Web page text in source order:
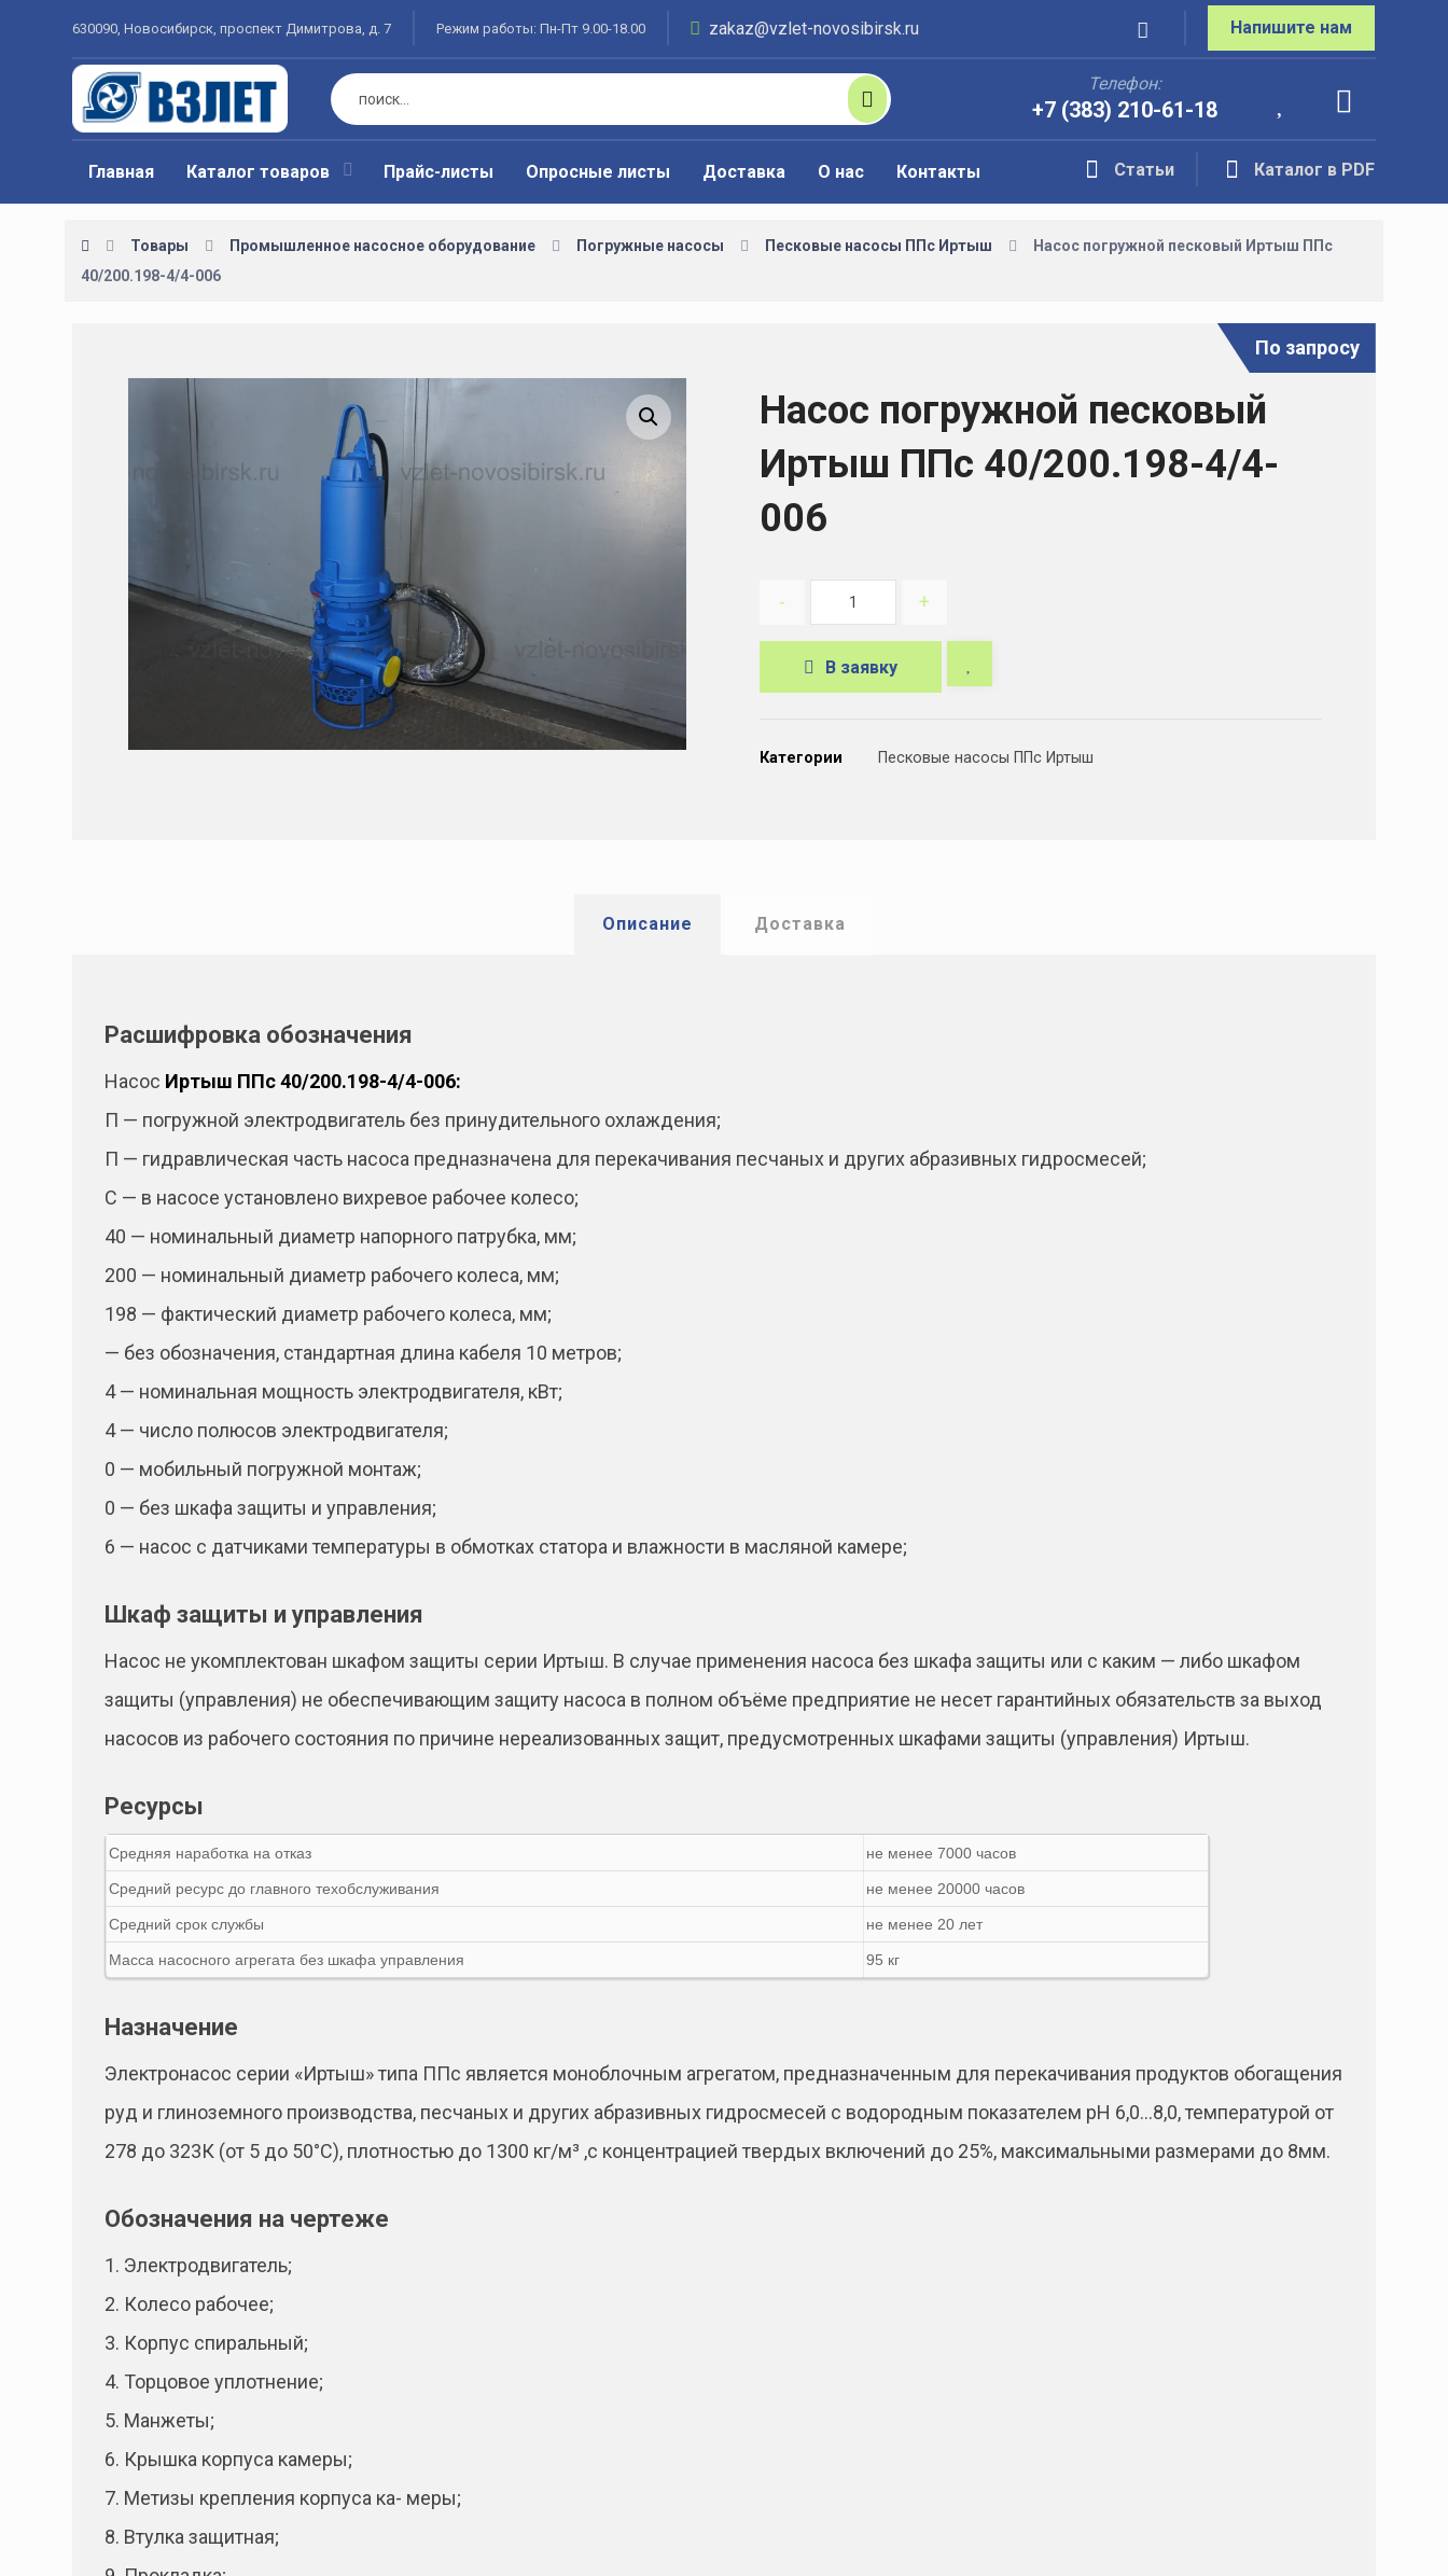
630090, Новосибирск, проспект Димитрова, д. 7 Режим работы: Пн-Пт 9.00-18.00 zakaz@vzlet-novosibirsk.ru Напишите нам
Телефон:
+7 (383) 210-61-18
Главная Каталог товаров Прайс-листы Опросные листы Доставка О нас Контакты Каталог в PDF
Статьи
Товары Промышленное насосное оборудование Погружные насосы Песковые насосы ППс Иртыш
Насос погружной песковый Иртыш ППс
40/200.198-4/4-006
Увеличить изображение
Насос погружной песковый
Иртыш ППс 40/200.198-4/4-
006
По запросу
- +
В заявку
a
Категории Песковые насосы ППс Иртыш
Описание Доставка
Расшифровка обозначения
Насос Иртыш ППс 40/200.198-4/4-006:
П — погружной электродвигатель без принудительного охлаждения;
П — гидравлическая часть насоса предназначена для перекачивания песчаных и других абразивных гидросмесей;
С — в насосе установлено вихревое рабочее колесо;
40 — номинальный диаметр напорного патрубка, мм;
200 — номинальный диаметр рабочего колеса, мм;
198 — фактический диаметр рабочего колеса, мм;
— без обозначения, стандартная длина кабеля 10 метров;
4 — номинальная мощность электродвигателя, кВт;
4 — число полюсов электродвигателя;
0 — мобильный погружной монтаж;
0 — без шкафа защиты и управления;
6 — насос с датчиками температуры в обмотках статора и влажности в масляной камере;
Шкаф защиты и управления
Насос не укомплектован шкафом защиты серии Иртыш. В случае применения насоса без шкафа защиты или с каким — либо шкафом
защиты (управления) не обеспечивающим защиту насоса в полном объёме предприятие не несет гарантийных обязательств за выход
насосов из рабочего состояния по причине нереализованных защит, предусмотренных шкафами защиты (управления) Иртыш.
Ресурсы
Средняя наработка на отказ не менее 7000 часов
Средний ресурс до главного техобслуживания не менее 20000 часов
Средний срок службы не менее 20 лет
Масса насосного агрегата без шкафа управления 95 кг
Назначение
Электронасос серии «Иртыш» типа ППс является моноблочным агрегатом, предназначенным для перекачивания продуктов обогащения
руд и глиноземного производства, песчаных и других абразивных гидросмесей с водородным показателем рН 6,0…8,0, температурой от
278 до 323К (от 5 до 50°С), плотностью до 1300 кг/м³ ,с концентрацией твердых включений до 25%, максимальными размерами до 8мм.
Обозначения на чертеже
1. Электродвигатель;
2. Колесо рабочее;
3. Корпус спиральный;
4. Торцовое уплотнение;
5. Манжеты;
6. Крышка корпуса камеры;
7. Метизы крепления корпуса ка- меры;
8. Втулка защитная;